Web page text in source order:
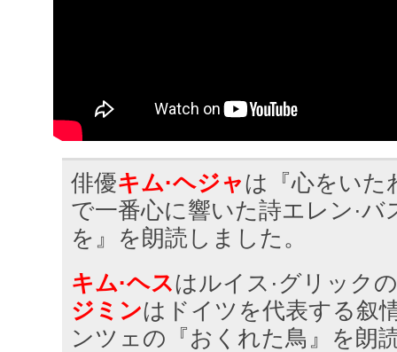
俳優キム·ヘジャは『心をいた
で一番心に響いた詩エレン·バ
を』を朗読しました。
キム·ヘスはルイス·グリック
ジミンはドイツを代表する叙
ンツェの『おくれた鳥』を朗